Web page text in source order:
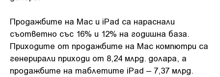
Продажбите на Mac и iPad са нараснали
съответно със 16% и 12% на годишна база.
Приходите от продажбите на Mac компютри са
генерирали приходи от 8,24 млрд. долара, а
продажбите на таблетите iPad – 7,37 млрд.